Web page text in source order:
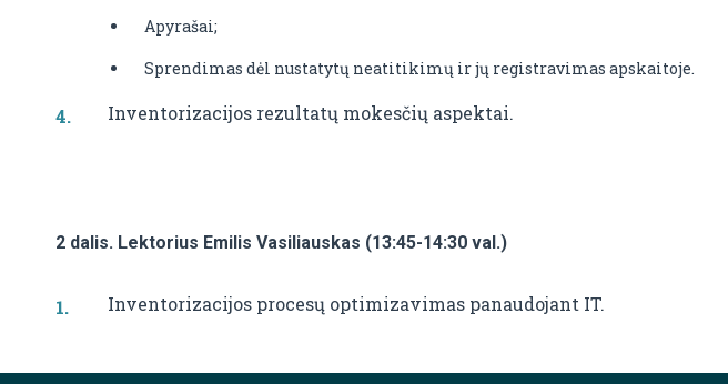
Apyrašai;
Sprendimas dėl nustatytų neatitikimų ir jų registravimas apskaitoje.
Inventorizacijos rezultatų mokesčių aspektai.
2 dalis. Lektorius Emilis Vasiliauskas (13:45-14:30 val.)
Inventorizacijos procesų optimizavimas panaudojant IT.